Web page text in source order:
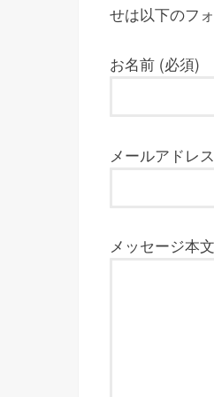
せは以下のフ
お名前 (必須)
メールアドレ
メッセージ本文